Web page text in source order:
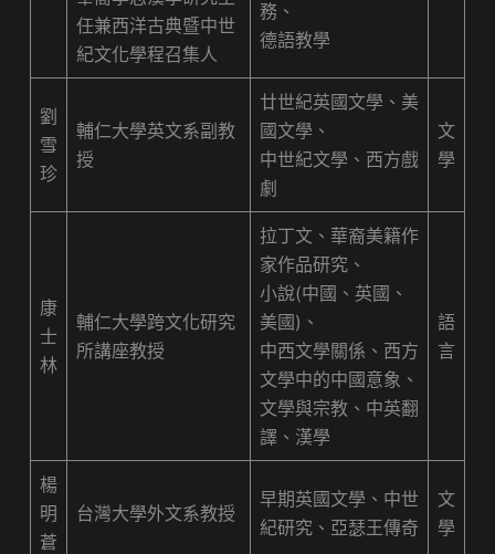
任兼西洋古典暨中世
紀文化學程召集人
務、
德語教學
劉
雪
珍
輔仁大學英文系副教
授
廿世紀英國文學、美
國文學、
中世紀文學、西方戲
劇
文
學
康
士
林
輔仁大學跨文化研究
所講座教授
拉丁文、華裔美籍作
家作品研究、
小說(中國、英國、
美國)、
中西文學關係、西方
文學中的中國意象、
文學與宗教、中英翻
譯、漢學
語
言
楊
明
蒼
台灣大學外文系教授
早期英國文學、中世
紀研究、亞瑟王傳奇
文
學